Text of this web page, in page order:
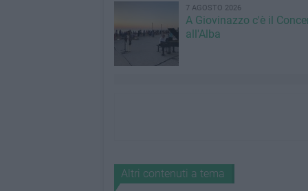
7 AGOSTO 2026
A Giovinazzo c'è il
all'Alba
Altri contenuti a tema